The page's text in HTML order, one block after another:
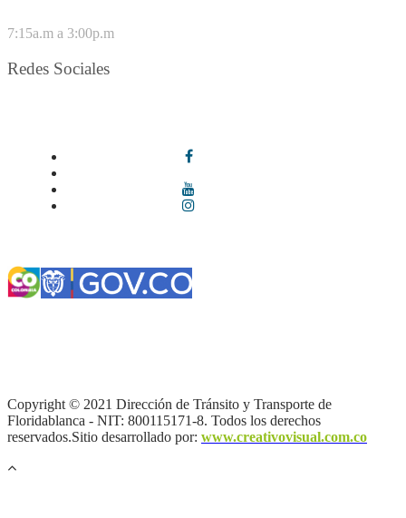
7:15a.m a 3:00p.m
Redes Sociales
Copyright © 2021 Dirección de Tránsito y Transporte de
Floridablanca - NIT: 800115171-8. Todos los derechos
reservados.Sitio desarrollado por: www.creativovisual.com.co